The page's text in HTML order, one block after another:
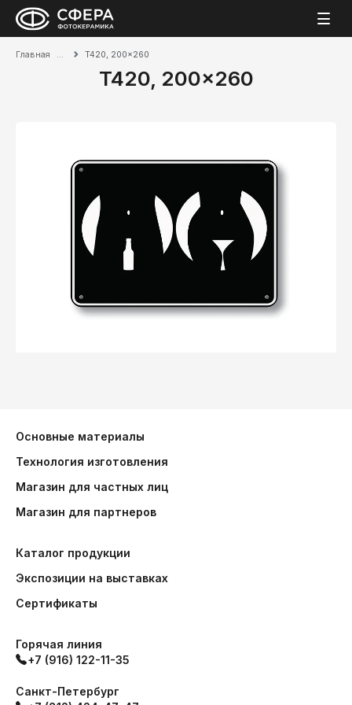
Главная T420, 200x260
T420, 200x260
Основные материалы
Технология изготовления
Магазин для частных лиц
Магазин для партнеров
Каталог продукции
Экспозиции на выставках
Сертификаты
Горячая линия
+7 (916) 122-11-35
Санкт-Петербург